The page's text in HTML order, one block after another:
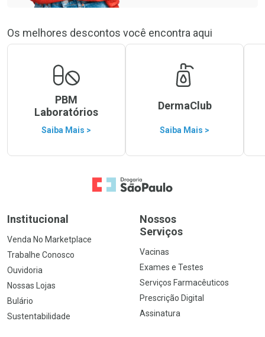
Os melhores descontos você encontra aqui
PBM
Laboratórios
Saiba Mais >
DermaClub
Saiba Mais >
Ir para a Home
Institucional
Venda No Marketplace
Trabalhe Conosco
Ouvidoria
Nossas Lojas
Bulário
Sustentabilidade
Nossos
Serviços
Vacinas
Exames e Testes
Serviços Farmacêuticos
Prescrição Digital
Assinatura